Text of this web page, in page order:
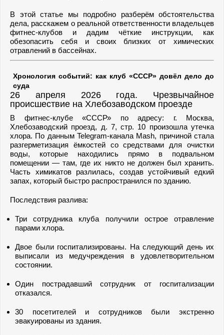
В этой статье мы подробно разберём обстоятельства
дела, расскажем о реальной ответственности владельцев
фитнес-клубов и дадим чёткие инструкции, как
обезопасить себя и своих близких от химических
отравлений в бассейнах.
Хронология событий: как клуб «СССР» довёл дело до
суда
26 апреля 2026 года. Чрезвычайное
происшествие на Хлебозаводском проезде
В фитнес-клубе «СССР» по адресу: г. Москва,
Хлебозаводский проезд, д. 7, стр. 10 произошла утечка
хлора. По данным Telegram-канала Mash, причиной стала
разгерметизация ёмкостей со средствами для очистки
воды, которые находились прямо в подвальном
помещении — там, где их никто не должен был хранить.
Часть химикатов разлилась, создав устойчивый едкий
запах, который быстро распространился по зданию.
Последствия разлива:
Три сотрудника клуба получили острое отравление
парами хлора.
Двое были госпитализированы. На следующий день их
выписали из медучреждения в удовлетворительном
состоянии.
Один пострадавший сотрудник от госпитализации
отказался.
30 посетителей и сотрудников были экстренно
эвакуированы из здания.